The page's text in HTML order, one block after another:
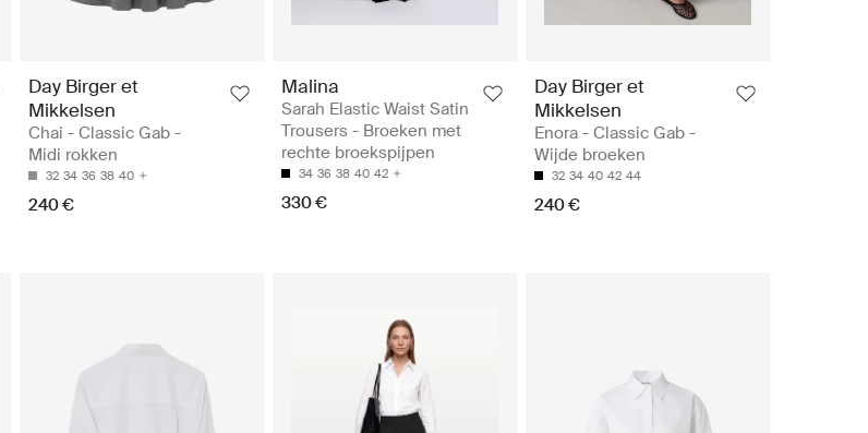
Day Birger et
Mikkelsen
Chai - Classic Gab -
Midi rokken
32 34 36 38 40
240 €
Malina
Sarah Elastic Waist Satin
Trousers - Broeken met
rechte broekspijpen
34 36 38 40 42
330 €
Day Birger et
Mikkelsen
Enora - Classic Gab -
Wijde broeken
32 34 40 42 44
240 €